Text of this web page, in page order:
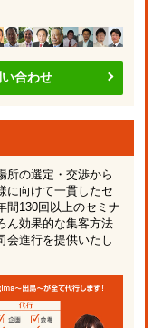
合わせ
所の選定・交渉から
に向けて一貫したセ
間130回以上のセミナ
ん効果的な集客方法
会進行を提供いたし